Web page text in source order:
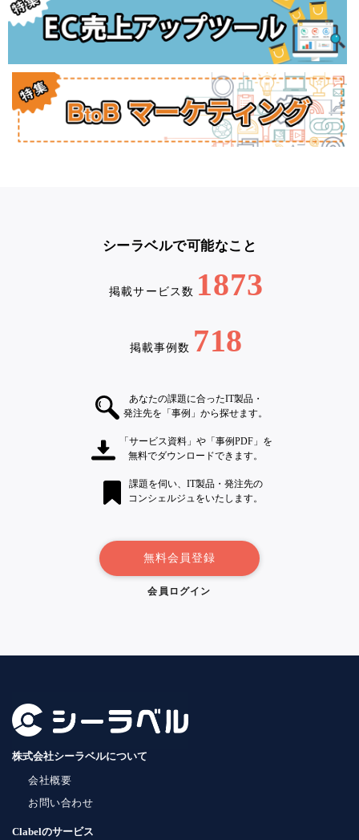
シーラベルで可能なこと
掲載サービス数 1873
掲載事例数 718
あなたの課題に合ったIT製品・
発注先を「事例」から探せます。
「サービス資料」や「事例PDF」を
無料でダウンロードできます。
課題を伺い、IT製品・発注先の
コンシェルジュをいたします。
無料会員登録
会員ログイン
株式会社シーラベルについて
会社概要
お問い合わせ
Clabelのサービス